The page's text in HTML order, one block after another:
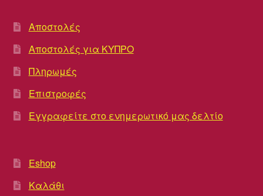
Αποστολές
Αποστολές για ΚΥΠΡΟ
Πληρωμές
Επιστροφές
Εγγραφείτε στο ενημερωτικό μας δελτίο
Eshop
Καλάθι